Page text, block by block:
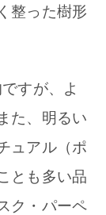
整った樹形
すが、よ
た、明るい
ュアル（ポ
とも多い品
ク・パーペ